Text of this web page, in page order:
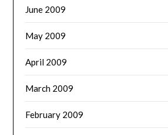
June 2009
May 2009
April 2009
March 2009
February 2009